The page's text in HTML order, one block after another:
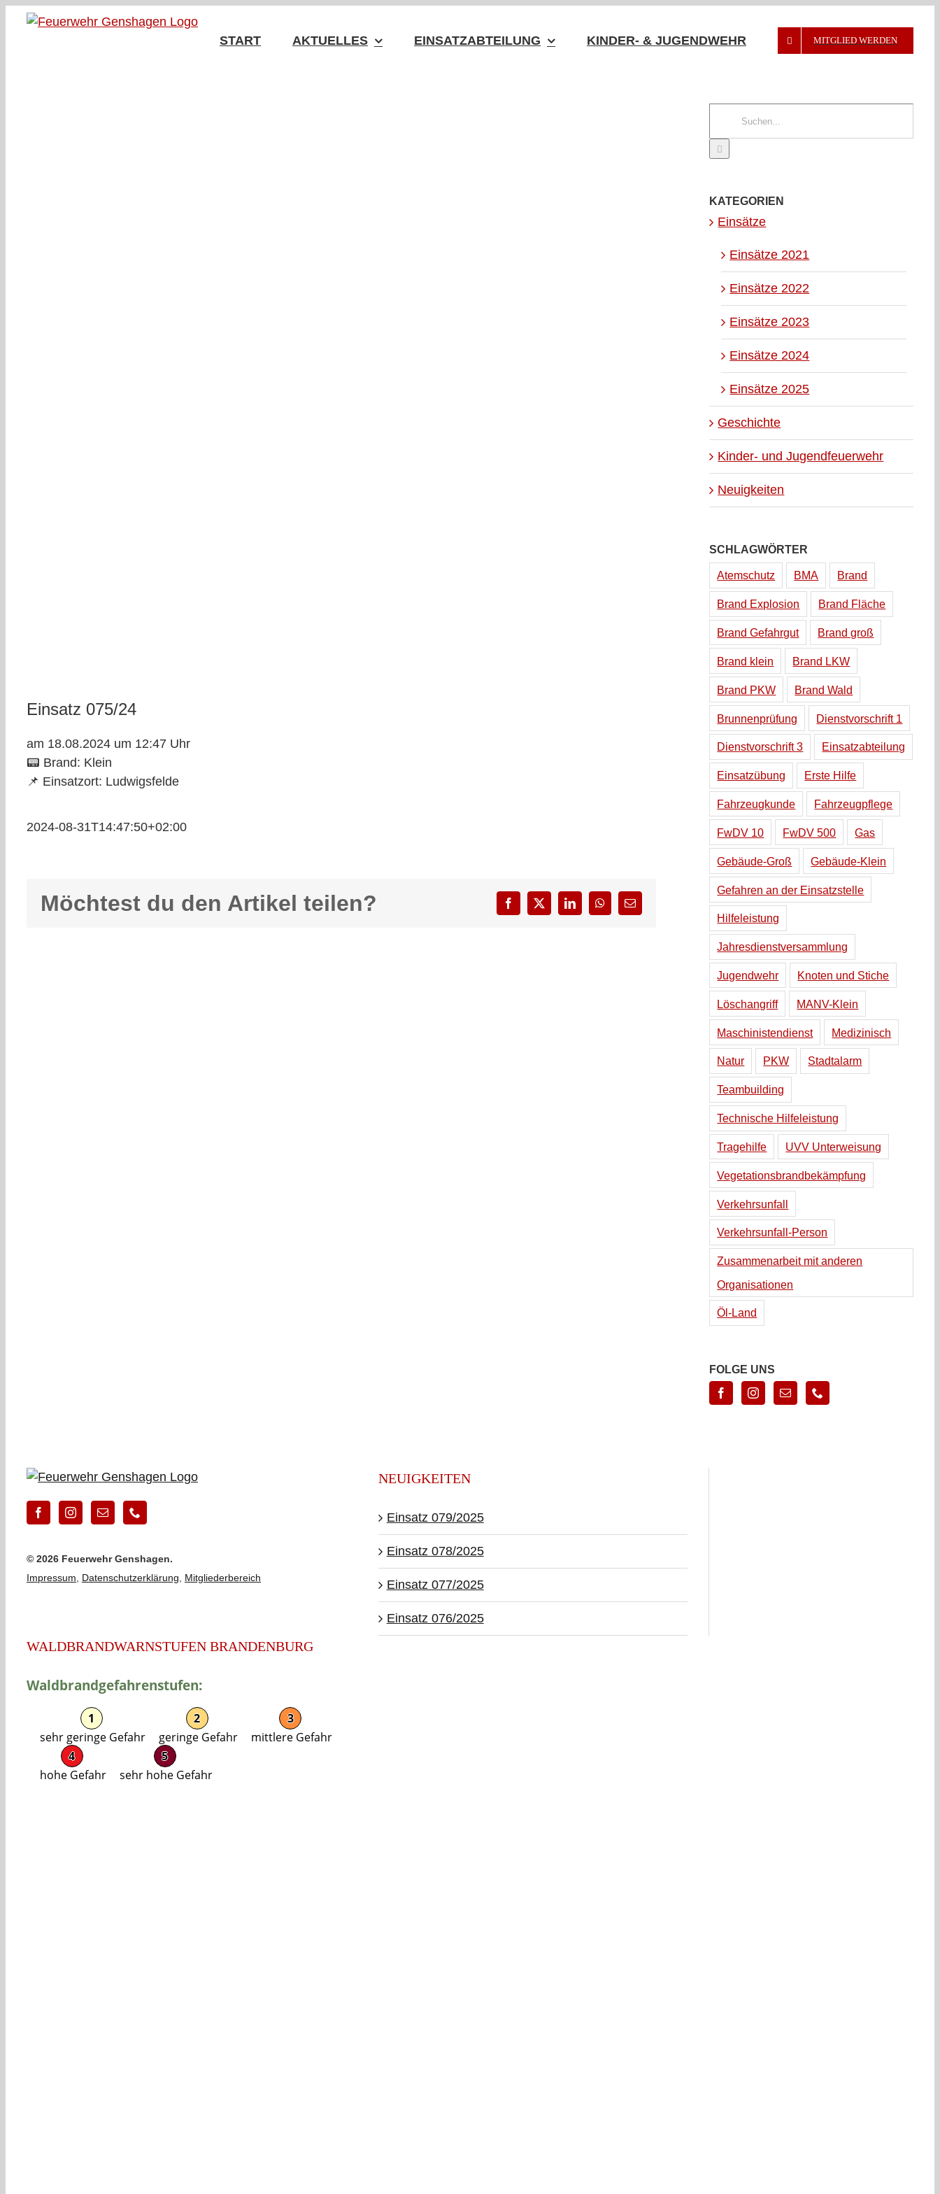
Zum
START AKTUELLES EINSATZABTEILUNG KINDER- & JUGENDWEHR MITGLIED WERDEN
Einsatz 075/24
am 18.08.2024 um 12:47 Uhr
📟 Brand: Klein
📌 Einsatzort: Ludwigsfelde
2024-08-31T14:47:50+02:00
Möchtest du den Artikel teilen? Facebook
X LinkedInWhatsApp
E-
Mail
KATEGORIEN
Einsätze
Einsätze 2021
Einsätze 2022
Einsätze 2023
Einsätze 2024
Einsätze 2025
Geschichte
Kinder- und Jugendfeuerwehr
Neuigkeiten
SCHLAGWÖRTER
Atemschutz BMA Brand
Brand Explosion Brand Fläche
Brand Gefahrgut Brand groß
Brand klein Brand LKW
Brand PKW Brand Wald
Brunnenprüfung Dienstvorschrift 1
Dienstvorschrift 3 Einsatzabteilung
Einsatzübung Erste Hilfe
Fahrzeugkunde Fahrzeugpflege
FwDV 10 FwDV 500 Gas
Gebäude-Groß Gebäude-Klein
Gefahren an der Einsatzstelle
Hilfeleistung
Jahresdienstversammlung
Jugendwehr Knoten und Stiche
Löschangriff MANV-Klein
Maschinistendienst Medizinisch
Natur PKW Stadtalarm
Teambuilding
Technische Hilfeleistung
Tragehilfe UVV Unterweisung
Vegetationsbrandbekämpfung
Verkehrsunfall
Verkehrsunfall-Person
Zusammenarbeit mit anderen
Organisationen
Öl-Land
FOLGE UNS
© 2026 Feuerwehr Genshagen.
Impressum
Datenschutzerklärung Mitgliederbereich
NEUIGKEITEN
Einsatz 079/2025
Einsatz 078/2025
Einsatz 077/2025
Einsatz 076/2025
WALDBRANDWARNSTUFEN BRANDENBURG